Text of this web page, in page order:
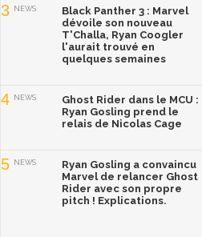
3 NEWS
Black Panther 3 : Marvel
dévoile son nouveau
T'Challa, Ryan Coogler
l'aurait trouvé en
quelques semaines
4 NEWS
Ghost Rider dans le MCU :
Ryan Gosling prend le
relais de Nicolas Cage
5 NEWS
Ryan Gosling a convaincu
Marvel de relancer Ghost
Rider avec son propre
pitch ! Explications.